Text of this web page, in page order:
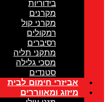
בידוריות
מקרנים
מקרני קול
רמקולים
רסיברים
מתקני תליה
מסכי גלילה
סטנדים
אביזרי חימום לבית
מיזוג ומאווררים